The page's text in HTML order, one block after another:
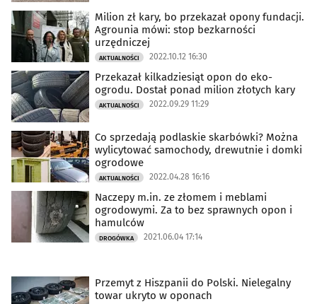
Milion zł kary, bo przekazał opony fundacji.
Agrounia mówi: stop bezkarności
urzędniczej
AKTUALNOŚCI 2022.10.12 16:30
Przekazał kilkadziesiąt opon do eko-
ogrodu. Dostał ponad milion złotych kary
AKTUALNOŚCI 2022.09.29 11:29
Co sprzedają podlaskie skarbówki? Można
wylicytować samochody, drewutnie i domki
ogrodowe
AKTUALNOŚCI 2022.04.28 16:16
Naczepy m.in. ze złomem i meblami
ogrodowymi. Za to bez sprawnych opon i
hamulców
DROGÓWKA 2021.06.04 17:14
Przemyt z Hiszpanii do Polski. Nielegalny
towar ukryto w oponach